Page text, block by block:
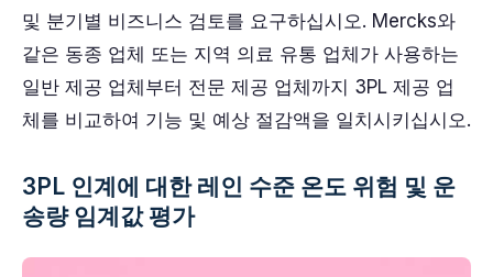
및 분기별 비즈니스 검토를 요구하십시오. Mercks와
같은 동종 업체 또는 지역 의료 유통 업체가 사용하는
일반 제공 업체부터 전문 제공 업체까지 3PL 제공 업
체를 비교하여 기능 및 예상 절감액을 일치시키십시오.
3PL 인계에 대한 레인 수준 온도 위험 및 운
송량 임계값 평가